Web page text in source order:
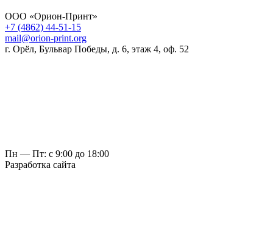
ООО «Орион-Принт»
+7 (4862) 44-51-15
mail@orion-print.org
г. Орёл, Бульвар Победы, д. 6, этаж 4, оф. 52
Пн — Пт: с 9:00 до 18:00
Разработка сайта